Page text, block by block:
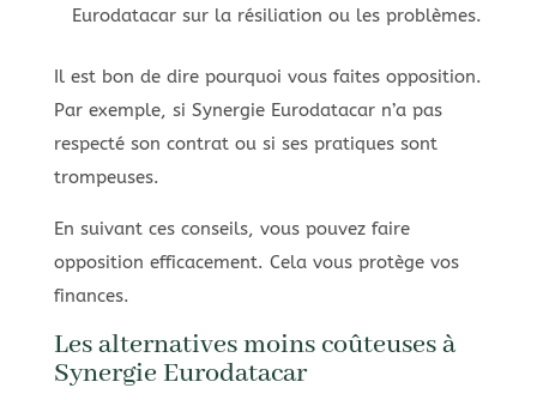
Eurodatacar sur la résiliation ou les problèmes.
Il est bon de dire pourquoi vous faites opposition.
Par exemple, si Synergie Eurodatacar n’a pas
respecté son contrat ou si ses pratiques sont
trompeuses.
En suivant ces conseils, vous pouvez faire
opposition efficacement. Cela vous protège vos
finances.
Les alternatives moins coûteuses à
Synergie Eurodatacar